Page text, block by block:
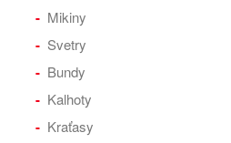
Mikiny
Svetry
Bundy
Kalhoty
Kraťasy